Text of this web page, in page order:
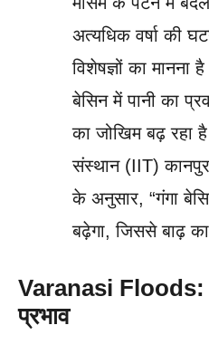
अत्यधिक वर्षा की
विशेषज्ञों का मानना
बेसिन में पानी का
का जोखिम बढ़ रहा
संस्थान (IIT) कानपुर
के अनुसार, “गंगा
बढ़ेगा, जिससे बाढ़
Varanasi Floods:
प्रभाव